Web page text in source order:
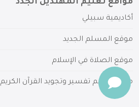
مواقع تعليم المهتدين الجدد
أكاديمية سبيلي
موقع المسلم الجديد
موقع الصلاة في الإسلام
موقع تعليم تفسير وتجويد القرآن الكريم